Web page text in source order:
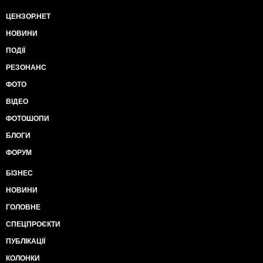
ЦЕНЗОР.НЕТ
НОВИНИ
ПОДІЇ
РЕЗОНАНС
ФОТО
ВІДЕО
ФОТОШОПИ
БЛОГИ
ФОРУМ
БІЗНЕС
НОВИНИ
ГОЛОВНЕ
СПЕЦПРОЄКТИ
ПУБЛІКАЦІЇ
КОЛОНКИ